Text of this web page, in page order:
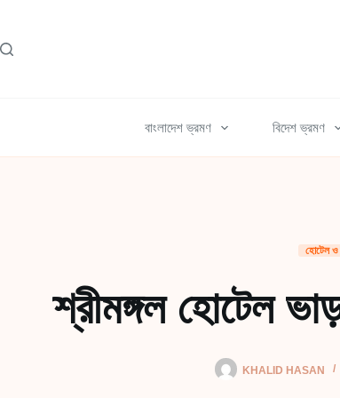
বাংলাদেশ ভ্রমণ বিদেশ ভ্রমণ
হোটেল ও
শ্রীমঙ্গল হোটেল
KHALID HASAN